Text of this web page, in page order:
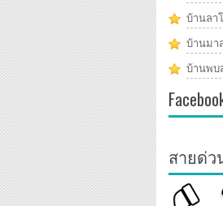
บ้านลา
บ้านมา
บ้านพบ
สายด่